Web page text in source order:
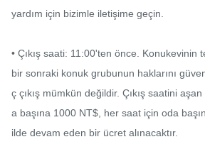
yardım için bizimle iletişime geçin.
• Çıkış saati: 11:00'ten önce. Konukevinin
bir sonraki konuk grubunun haklarını
ç çıkış mümkün değildir. Çıkış saatini
a başına 1000 NT$, her saat için oda
ilde devam eden bir ücret alınacaktır.